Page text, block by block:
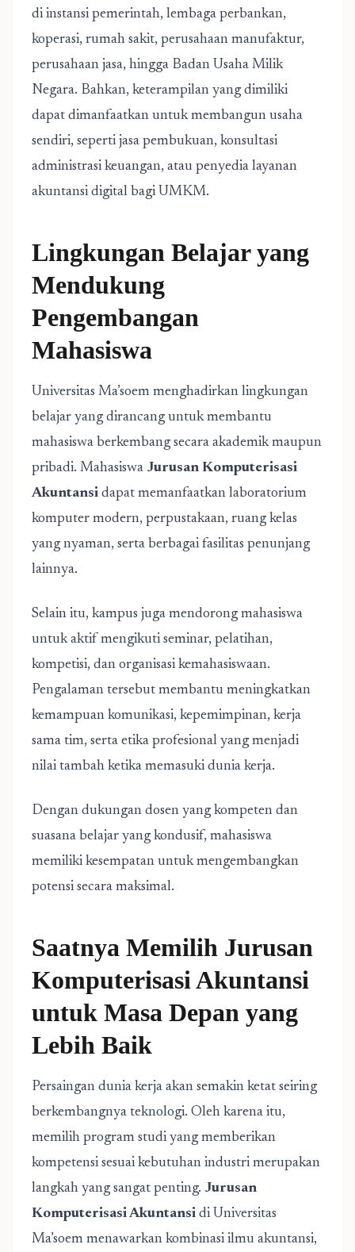
di instansi pemerintah, lembaga perbankan,
koperasi, rumah sakit, perusahaan manufaktur,
perusahaan jasa, hingga Badan Usaha Milik
Negara. Bahkan, keterampilan yang dimiliki
dapat dimanfaatkan untuk membangun usaha
sendiri, seperti jasa pembukuan, konsultasi
administrasi keuangan, atau penyedia layanan
akuntansi digital bagi UMKM.
Lingkungan Belajar yang
Mendukung
Pengembangan
Mahasiswa
Universitas Ma’soem menghadirkan lingkungan
belajar yang dirancang untuk membantu
mahasiswa berkembang secara akademik maupun
pribadi. Mahasiswa Jurusan Komputerisasi
Akuntansi dapat memanfaatkan laboratorium
komputer modern, perpustakaan, ruang kelas
yang nyaman, serta berbagai fasilitas penunjang
lainnya.
Selain itu, kampus juga mendorong mahasiswa
untuk aktif mengikuti seminar, pelatihan,
kompetisi, dan organisasi kemahasiswaan.
Pengalaman tersebut membantu meningkatkan
kemampuan komunikasi, kepemimpinan, kerja
sama tim, serta etika profesional yang menjadi
nilai tambah ketika memasuki dunia kerja.
Dengan dukungan dosen yang kompeten dan
suasana belajar yang kondusif, mahasiswa
memiliki kesempatan untuk mengembangkan
potensi secara maksimal.
Saatnya Memilih Jurusan
Komputerisasi Akuntansi
untuk Masa Depan yang
Lebih Baik
Persaingan dunia kerja akan semakin ketat seiring
berkembangnya teknologi. Oleh karena itu,
memilih program studi yang memberikan
kompetensi sesuai kebutuhan industri merupakan
langkah yang sangat penting. Jurusan
Komputerisasi Akuntansi di Universitas
Ma’soem menawarkan kombinasi ilmu akuntansi,